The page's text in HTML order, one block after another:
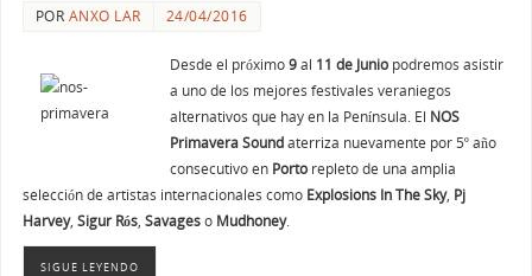
POR ANXO LAR 24/04/2016
Desde el próximo9al 11 de Juniopodremos asistir
a uno de los mejores festivales veraniegos
alternativos que hay en la Península. El NOS
Primavera Soundaterriza nuevamente por 5º año
consecutivo en Portorepleto de una amplia
selección de artistas internacionales como Explosions In The Sky, Pj
Harvey, Sigur Rós, Savageso Mudhoney.
SIGUE LEYENDO